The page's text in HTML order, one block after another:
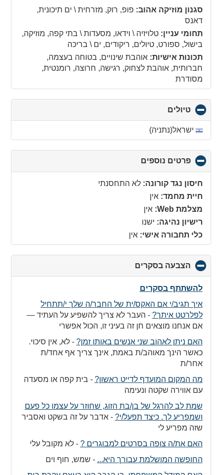
collapse
סגנון מוזיקה אהוב: פופ, רוק, מזרחית \ ים תיכונית,
דאנס
תחומי עניין: טלויזיה \ וידאו, מסעדות \ בתי קפה, מוזיקה,
בישול, ספורט, טיולים, ריקודים, ים \ בריכה
תכונות אישיות: אוהבת שינויים, בטוחה בעצמה,
חברותית, אוהבת לצחוק, רגישה, חרוצה, רומנטית,
מסודרת
טיולים
to
collapse
contents
ישראל(נתניה)
פרטים נוספים
to
collapse חיסון נגד קורונה: לא התחסנתי
חיית מחמד: אין
מצלמת Web:
אין
רישיון נהיגה: ישנו
כלי תחבורה אישי: אין
הצבעה בסקרים
to
להשתתף בסקרים
איך תגיב/י אם האקס/ית של החבר/ה שלך י/תתחיל
לפלרטט איתך? - העבר לא צריך להשפיע על העתיד —
אם אנחנו מוצאים חן זה בעיני זו, הכול אפשרי
האם ניתן לאהוב שני אנשים באותו זמן? -לא, אין סיכוי.
כאשר הינך מאוהב/ת באמת, אינך צריך אף אחד/ת
אחר/ת
מה המקום המועדף לדייט ראשון? - בית קפה או מסעדה
עם אווירה שקטה ונעימה
שמת לב להרגל של בן/בת הזוג, שחוזר על עצמו כל פעם
ושמפריע לך. כיצד תפעל/י? -אדבר על זה בשקט ואסביר
שזה מפריע לי
האם את/ה צופה בסרטים למבוגרים ? -לא מקובל עלי
החופשה המושלמת עבורך היא... - שמש, חוף וים